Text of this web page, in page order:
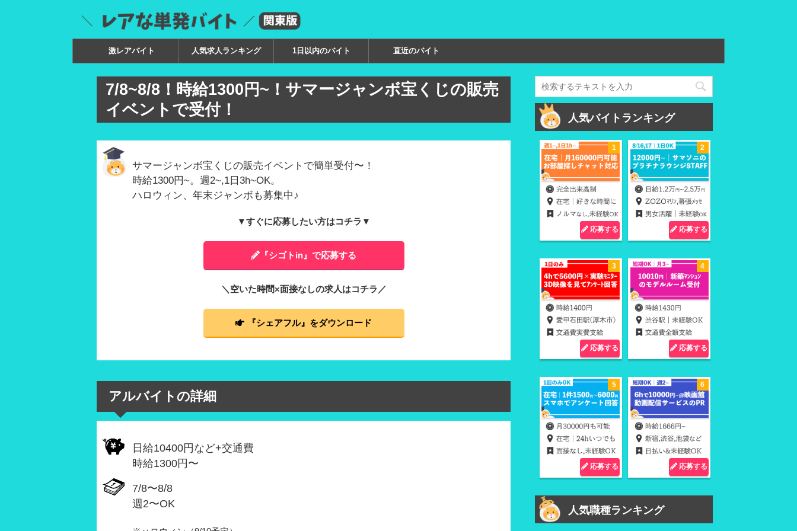
激レアバイト 人気求人ランキング 1日以内のバイト 直近のバイト
7/8~8/8！時給1300円~！サマージャンボ宝くじの販売
イベントで受付！
サマージャンボ宝くじの販売イベントで簡単受付〜！
時給1300円~。週2~,1日3h~OK。
ハロウィン、年末ジャンボも募集中♪
▼すぐに応募したい方はコチラ▼
『シゴトin』で応募する
＼空いた時間×面接なしの求人はコチラ／
『シェアフル』をダウンロード
アルバイトの詳細
日給10400円など+交通費
時給1300円〜
7/8〜8/8
週2〜OK
人気バイトランキング
応募する 応募する
応募する 応募する
応募する 応募する
人気職種ランキング